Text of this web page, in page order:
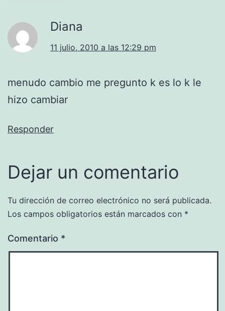
Diana
11 julio, 2010 a las 12:29 pm
menudo cambio me pregunto k es lo k le
hizo cambiar
Responder
Dejar un comentario
Tu dirección de correo electrónico no será publicada.
Los campos obligatorios están marcados con *
Comentario *